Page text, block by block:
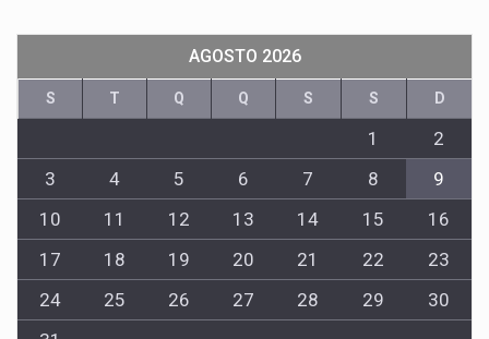
AGOSTO 2026
S T Q Q S S D
1
2
3
4 5 6 7 8
9
10
11 12 13 14 15
16
17
18 19 20 21 22
23
24
25 26 27 28 29
30